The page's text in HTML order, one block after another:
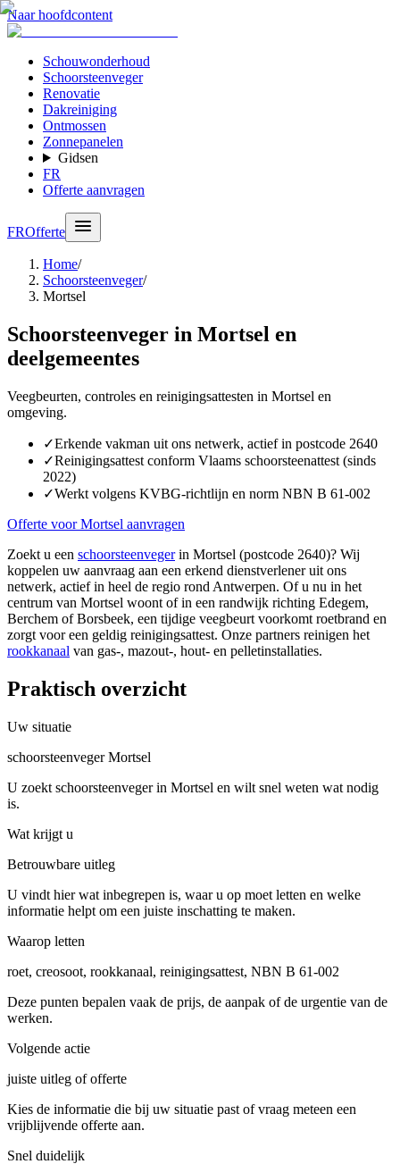
Naar hoofdcontent
Schouwonderhoud
Schoorsteenveger
Renovatie
Dakreiniging
Ontmossen
Zonnepanelen
Gidsen
FR
Offerte aanvragen
FROfferte
Home/
Schoorsteenveger/
Mortsel
Schoorsteenveger in Mortsel en
deelgemeentes
Veegbeurten, controles en reinigingsattesten in Mortsel en
omgeving.
✓Erkende vakman uit ons netwerk, actief in postcode 2640
✓Reinigingsattest conform Vlaams schoorsteenattest (sinds
2022)
✓Werkt volgens KVBG-richtlijn en norm NBN B 61-002
Offerte voor Mortsel aanvragen
Zoekt u een schoorsteenvegerin Mortsel (postcode 2640)? Wij
koppelen uw aanvraag aan een erkend dienstverlener uit ons
netwerk, actief in heel de regio rond Antwerpen. Of u nu in het
centrum van Mortsel woont of in een randwijk richting Edegem,
Berchem of Borsbeek, een tijdige veegbeurt voorkomt roetbrand en
zorgt voor een geldig reinigingsattest. Onze partners reinigen het
rookkanaal van gas-, mazout-, hout- en pelletinstallaties.
Praktisch overzicht
Uw situatie
schoorsteenveger Mortsel
U zoekt schoorsteenveger in Mortsel en wilt snel weten wat nodig
is.
Wat krijgt u
Betrouwbare uitleg
U vindt hier wat inbegrepen is, waar u op moet letten en welke
informatie helpt om een juiste inschatting te maken.
Waarop letten
roet, creosoot, rookkanaal, reinigingsattest, NBN B 61-002
Deze punten bepalen vaak de prijs, de aanpak of de urgentie van de
werken.
Volgende actie
juiste uitleg of offerte
Kies de informatie die bij uw situatie past of vraag meteen een
vrijblijvende offerte aan.
Snel duidelijk